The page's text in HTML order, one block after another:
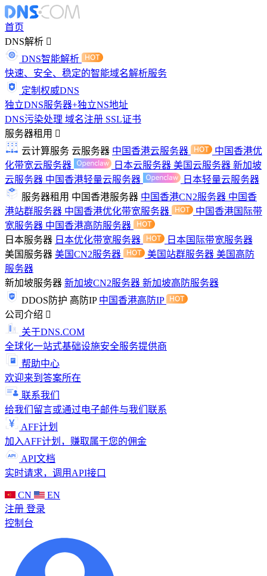
首页
DNS解析
DNS智能解析
快速、安全、稳定的智能域名解析服务
定制权威DNS
独立DNS服务器+独立NS地址
DNS污染处理 域名注册 SSL证书
服务器租用
云计算服务 云服务器 中国香港云服务器
中国香港优
化带宽云服务器
日本云服务器 美国云服务器 新加坡
云服务器 中国香港轻量云服务器
日本轻量云服务器
服务器租用 中国香港服务器 中国香港CN2服务器 中国香
港站群服务器 中国香港优化带宽服务器
中国香港国际带
宽服务器 中国香港高防服务器
日本服务器 日本优化带宽服务器
日本国际带宽服务器
美国服务器 美国CN2服务器 美国站群服务器 美国高防
服务器
新加坡服务器 新加坡CN2服务器 新加坡高防服务器
DDOS防护 高防IP 中国香港高防IP
公司介绍
关于DNS.COM
全球化一站式基础设施安全服务提供商
帮助中心
欢迎来到答案所在
联系我们
给我们留言或通过电子邮件与我们联系
AFF计划
加入AFF计划，赚取属于您的佣金
API文档
实时请求，调用API接口
CN
EN
注册 登录
控制台